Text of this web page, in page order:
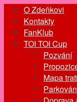
O Zdeňkovi
Kontakty
FanKlub
TOI TOI Cup
Pozvání
Mapa